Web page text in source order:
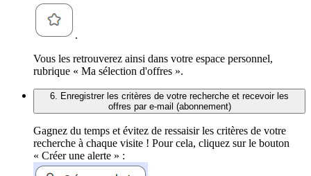
.
Vous les retrouverez ainsi dans votre espace personnel,
rubrique « Ma sélection d'offres ».
6. Enregistrer les critères de votre recherche et recevoir les
offres par e-mail (abonnement)
Gagnez du temps et évitez de ressaisir les critères de votre
recherche à chaque visite ! Pour cela, cliquez sur le bouton
« Créer une alerte » :